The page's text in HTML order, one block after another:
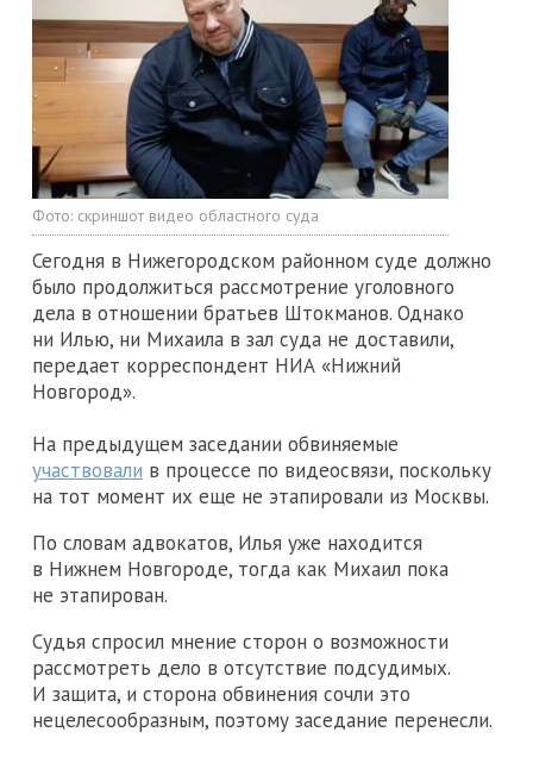
Фото: скриншот видео областного суда
Сегодня в Нижегородском районном суде должно
было продолжиться рассмотрение уголовного
дела в отношении братьев Штокманов. Однако
ни Илью, ни Михаила в зал суда не доставили,
передает корреспондент НИА «Нижний
Новгород».
На предыдущем заседании обвиняемые
участвовали в процессе по видеосвязи, поскольку
на тот момент их еще не этапировали из Москвы.
По словам адвокатов, Илья уже находится
в Нижнем Новгороде, тогда как Михаил пока
не этапирован.
Судья спросил мнение сторон о возможности
рассмотреть дело в отсутствие подсудимых.
И защита, и сторона обвинения сочли это
нецелесообразным, поэтому заседание перенесли.